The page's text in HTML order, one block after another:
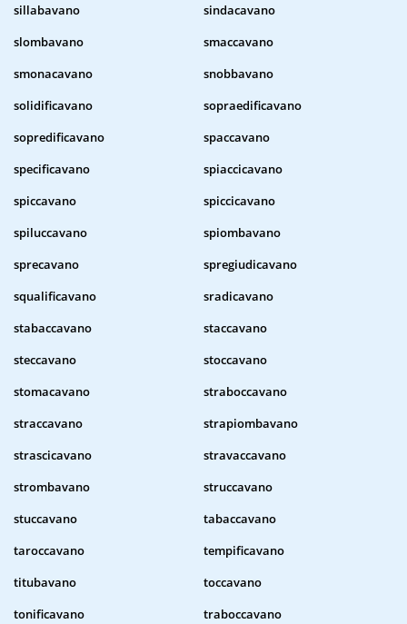
sillabavano
sindacavano
slombavano
smaccavano
smonacavano
snobbavano
solidificavano
sopraedificavano
sopredificavano
spaccavano
specificavano
spiaccicavano
spiccavano
spiccicavano
spiluccavano
spiombavano
sprecavano
spregiudicavano
squalificavano
sradicavano
stabaccavano
staccavano
steccavano
stoccavano
stomacavano
straboccavano
straccavano
strapiombavano
strascicavano
stravaccavano
strombavano
struccavano
stuccavano
tabaccavano
taroccavano
tempificavano
titubavano
toccavano
tonificavano
traboccavano